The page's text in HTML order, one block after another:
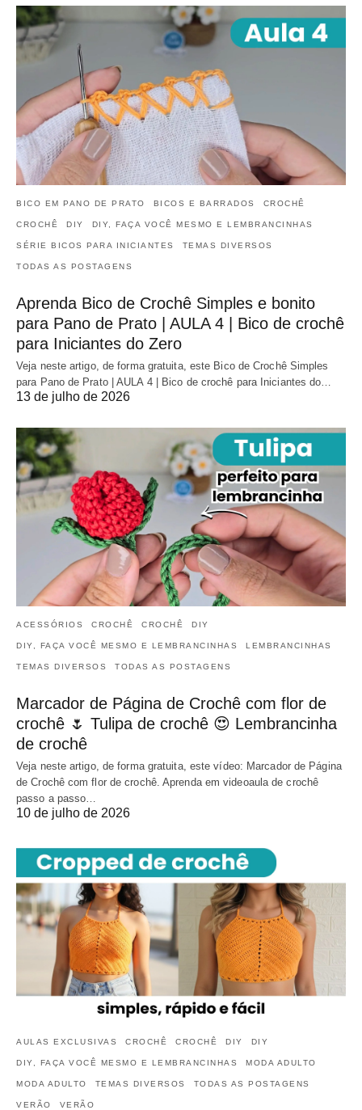
BICO EM PANO DE PRATO BICOS E BARRADOS CROCHÊ
CROCHÊ DIY DIY, FAÇA VOCÊ MESMO E LEMBRANCINHAS
SÉRIE BICOS PARA INICIANTES TEMAS DIVERSOS
TODAS AS POSTAGENS
Aprenda Bico de Crochê Simples e bonito
para Pano de Prato | AULA 4 | Bico de crochê
para Iniciantes do Zero
Veja neste artigo, de forma gratuita, este Bico de Crochê Simples
para Pano de Prato | AULA 4 | Bico de crochê para Iniciantes do…
13 de julho de 2026
ACESSÓRIOS CROCHÊ CROCHÊ DIY
DIY, FAÇA VOCÊ MESMO E LEMBRANCINHAS LEMBRANCINHAS
TEMAS DIVERSOS TODAS AS POSTAGENS
Marcador de Página de Crochê com flor de
crochê 🌷 Tulipa de crochê 😍 Lembrancinha
de crochê
Veja neste artigo, de forma gratuita, este vídeo: Marcador de Página
de Crochê com flor de crochê. Aprenda em videoaula de crochê
passo a passo…
10 de julho de 2026
AULAS EXCLUSIVAS CROCHÊ CROCHÊ DIY DIY
DIY, FAÇA VOCÊ MESMO E LEMBRANCINHAS MODA ADULTO
MODA ADULTO TEMAS DIVERSOS TODAS AS POSTAGENS
VERÃO VERÃO